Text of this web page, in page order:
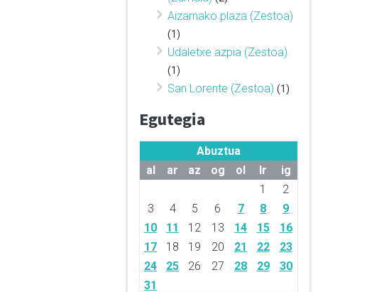
Aizarnako plaza (Zestoa)
(1)
Udaletxe azpia (Zestoa)
(1)
San Lorente (Zestoa) (1)
Egutegia
Abuztua
al
ar az og ol lr
ig
1
2
3
4 5 6 7 8
9
10
11 12 13 14 15
16
17
18 19 20 21 22
23
24
25 26 27 28 29
30
31